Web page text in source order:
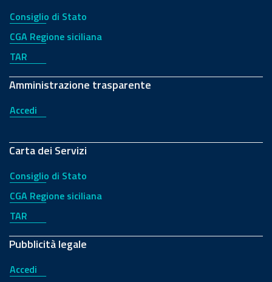
Consiglio di Stato
CGA Regione siciliana
TAR
Amministrazione trasparente
Accedi
Carta dei Servizi
Consiglio di Stato
CGA Regione siciliana
TAR
Pubblicità legale
Accedi